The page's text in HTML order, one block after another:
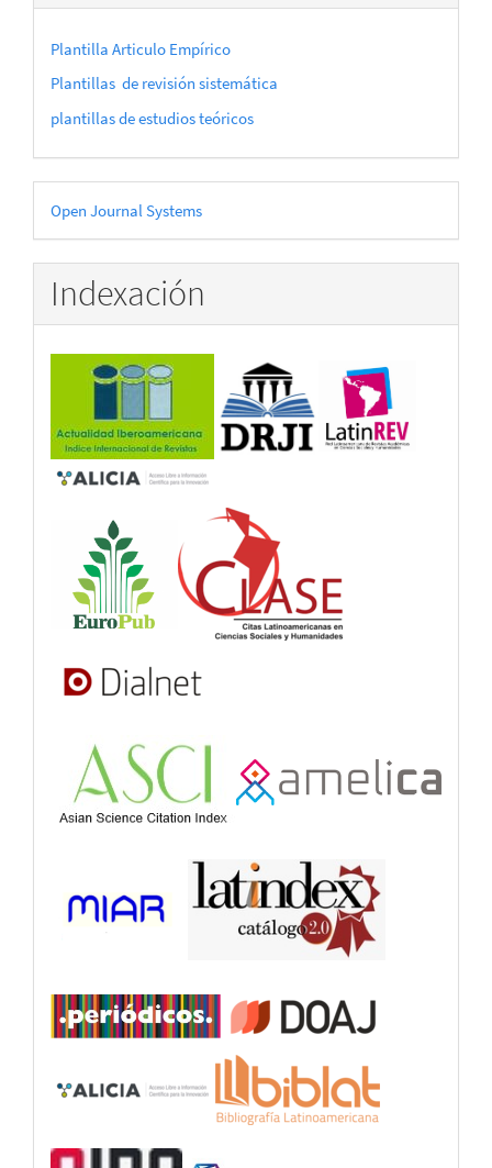
Plantilla Articulo Empírico
Plantillas de revisión sistemática
plantillas de estudios teóricos
Desarrollado
por
Open Journal Systems
Indexación